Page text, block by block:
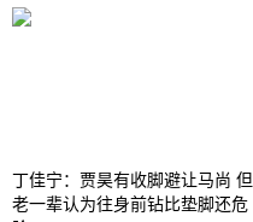
丁佳宁：贾昊有收脚避让马尚 但
老一辈认为往身前钻比垫脚还危